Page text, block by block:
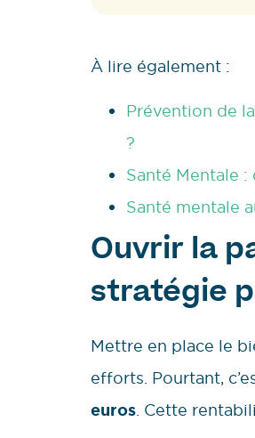
À lire également :
Prévention de
?
Santé Mentale
Santé mentale
Ouvrir la
stratégie
Mettre en place le
efforts. Pourtant,
euros. Cette